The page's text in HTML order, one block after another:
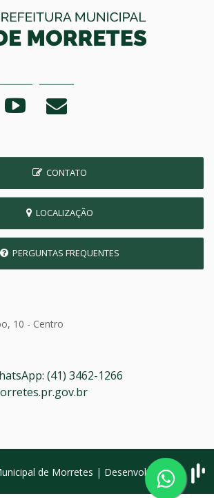
CONTATO
LOCALIZAÇÃO
PERGUNTAS FREQUENTES
10 - Centro
(41) 3462-1266
de Morretes | Desenvolvido por: